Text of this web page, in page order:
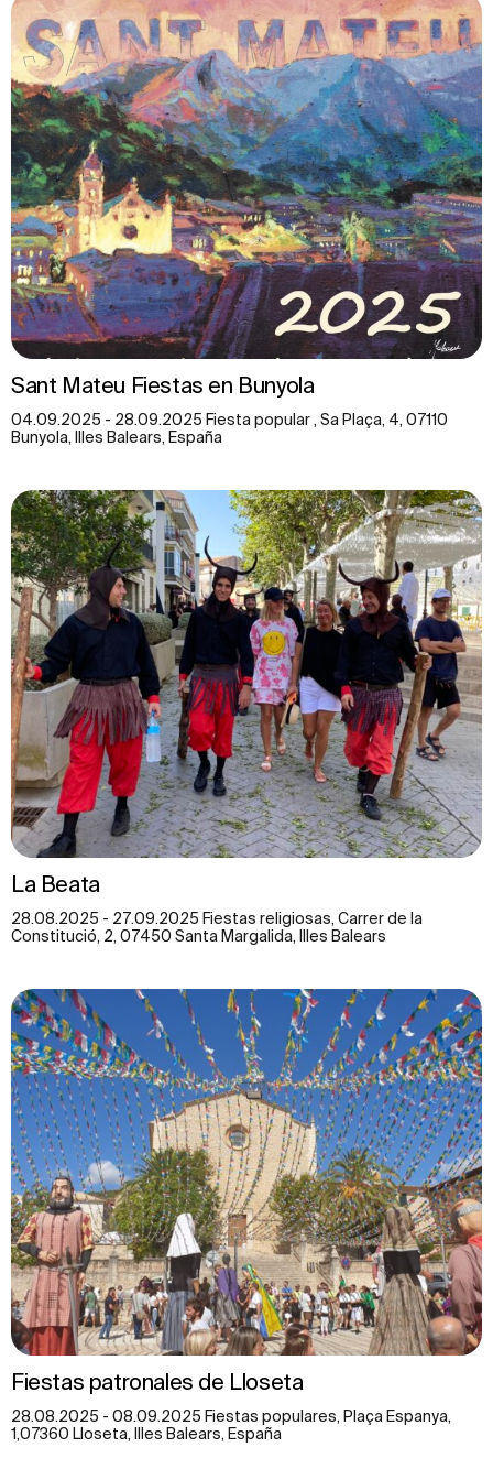
Sant Mateu Fiestas en Bunyola
04.09.2025 - 28.09.2025 Fiesta popular , Sa Plaça, 4, 07110
Bunyola, Illes Balears, España
La Beata
28.08.2025 - 27.09.2025 Fiestas religiosas, Carrer de la
Constitució, 2, 07450 Santa Margalida, Illes Balears
Fiestas patronales de Lloseta
28.08.2025 - 08.09.2025 Fiestas populares, Plaça Espanya,
1,07360 Lloseta, Illes Balears, España